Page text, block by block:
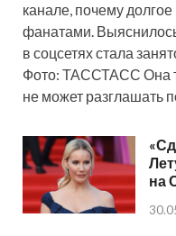
канале, почему
фанатами.
в соцсетях стала
Фото: ТАССТАСС Она
не может разглашать
на